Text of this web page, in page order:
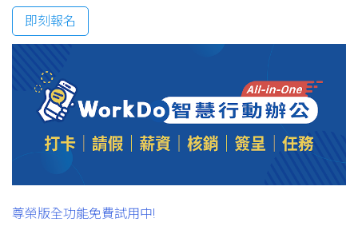
即刻報名
尊榮版全功能免費試用中!